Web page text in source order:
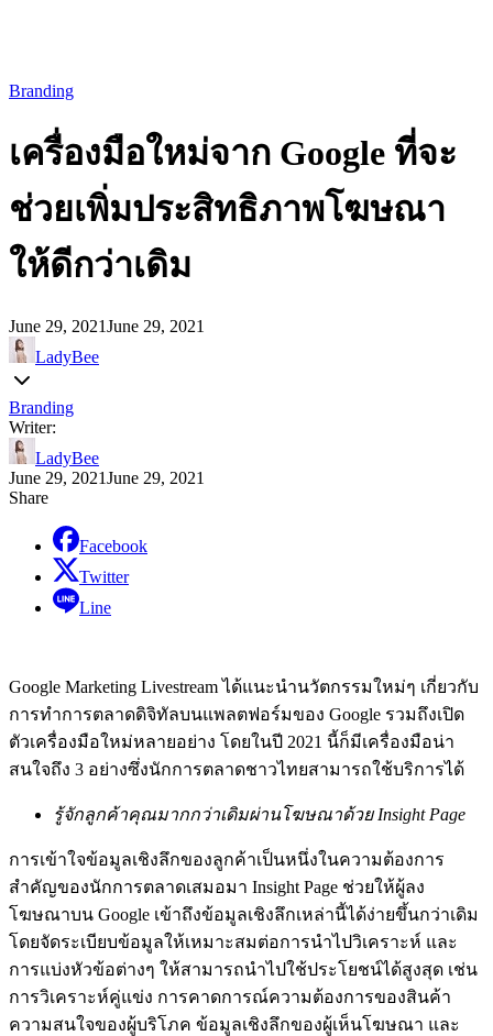
Branding
เครื่องมือใหม่จาก Google ที่จะ
ช่วยเพิ่มประสิทธิภาพโฆษณา
ให้ดีกว่าเดิม
June 29, 2021June 29, 2021
LadyBee
Branding
Writer:
LadyBee
June 29, 2021June 29, 2021
Share
Facebook
Twitter
Line
Google Marketing Livestream ได้แนะนำนวัตกรรมใหม่ๆ เกี่ยวกับ
การทำการตลาดดิจิทัลบนแพลตฟอร์มของ Google รวมถึงเปิด
ตัวเครื่องมือใหม่หลายอย่าง โดยในปี 2021 นี้ก็มีเครื่องมือน่า
สนใจถึง 3 อย่างซึ่งนักการตลาดชาวไทยสามารถใช้บริการได้
รู้จักลูกค้าคุณมากกว่าเดิมผ่านโฆษณาด้วย Insight Page
การเข้าใจข้อมูลเชิงลึกของลูกค้าเป็นหนึ่งในความต้องการ
สำคัญของนักการตลาดเสมอมา Insight Page ช่วยให้ผู้ลง
โฆษณาบน Google เข้าถึงข้อมูลเชิงลึกเหล่านี้ได้ง่ายขึ้นกว่าเดิม
โดยจัดระเบียบข้อมูลให้เหมาะสมต่อการนำไปวิเคราะห์ และ
การแบ่งหัวข้อต่างๆ ให้สามารถนำไปใช้ประโยชน์ได้สูงสุด เช่น
การวิเคราะห์คู่แข่ง การคาดการณ์ความต้องการของสินค้า
ความสนใจของผู้บริโภค ข้อมูลเชิงลึกของผู้เห็นโฆษณา และ